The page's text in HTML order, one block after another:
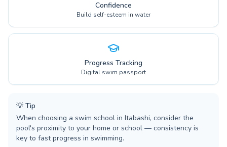
Confidence
Build self-esteem in water
Progress Tracking
Digital swim passport
💡 Tip
When choosing a swim school in Itabashi, consider the
pool's proximity to your home or school — consistency is
key to fast progress in swimming.